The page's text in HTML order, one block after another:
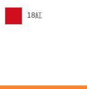
18紅